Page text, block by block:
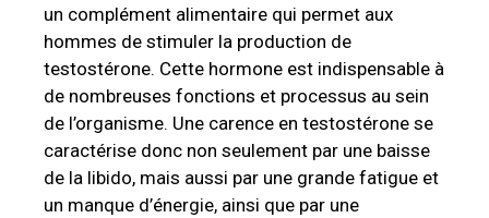
un complément alimentaire qui permet aux
hommes de stimuler la production de
testostérone. Cette hormone est indispensable à
de nombreuses fonctions et processus au sein
de l’organisme. Une carence en testostérone se
caractérise donc non seulement par une baisse
de la libido, mais aussi par une grande fatigue et
un manque d’énergie, ainsi que par une